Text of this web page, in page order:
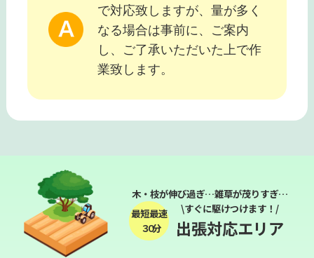
で対応致しますが、量が多く
なる場合は事前に、ご案内
し、ご了承いただいた上で作
業致します。
木・枝が伸び過ぎ…雑草が茂りすぎ…
最短最速
３０分
\すぐに駆けつけます！/
出張対応エリア